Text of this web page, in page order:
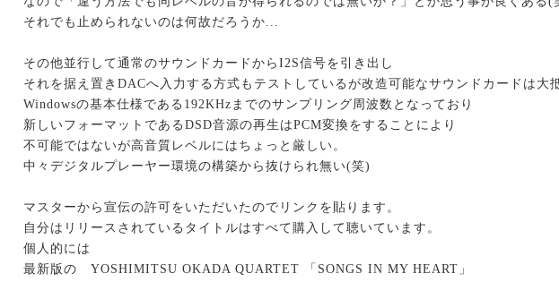
それでも止められないのは何故だろうか...
その他並行して通常のサウンドカードからI2S信号を引き出し
それを据え置きDACへ入力する方式もテストしているが改造可能なサウンドカードは大
Windowsの基本仕様である192KHzまでのサンプリング周波数となっており
新しいフォーマットであるDSD音源の再生はPCM変換をすることにより
不可能ではないが高音質レベルにはちょっと厳しい。
中々デジタルプレーヤー環境の構築から抜けられ無い(笑)
マスターから宣伝の許可をいただいたのでリンクを貼ります。
自分はリリースされているタイトルはすべて購入して聴いています。
個人的には
最新版の YOSHIMITSU OKADA QUARTET 「SONGS IN MY HEART」